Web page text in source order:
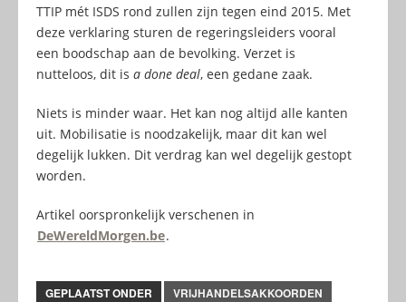
TTIP mét ISDS rond zullen zijn tegen eind 2015. Met
deze verklaring sturen de regeringsleiders vooral
een boodschap aan de bevolking. Verzet is
nutteloos, dit is a done deal, een gedane zaak.
Niets is minder waar. Het kan nog altijd alle kanten
uit. Mobilisatie is noodzakelijk, maar dit kan wel
degelijk lukken. Dit verdrag kan wel degelijk gestopt
worden.
Artikel oorspronkelijk verschenen in
DeWereldMorgen.be.
GEPLAATST ONDER
VRIJHANDELSAKKOORDEN